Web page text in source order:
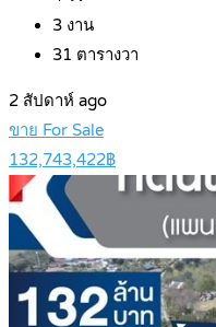
3 งาน
31 ตารางวา
2 สัปดาห์ ago
ขาย For Sale
132,743,422฿